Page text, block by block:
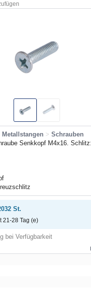
> Schrauben
Senkkopf M4x16.
St.
21-28 Tag (e)
bei Verfügbarkeit